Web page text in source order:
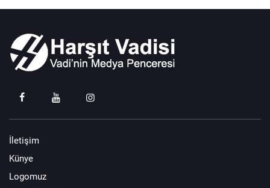
İletişim
Künye
Logomuz